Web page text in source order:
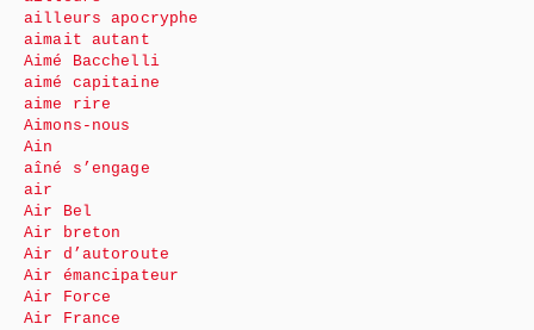
ailleurs apocryphe
aimait autant
Aimé Bacchelli
aimé capitaine
aime rire
Aimons-nous
Ain
aîné s’engage
air
Air Bel
Air breton
Air d’autoroute
Air émancipateur
Air Force
Air France